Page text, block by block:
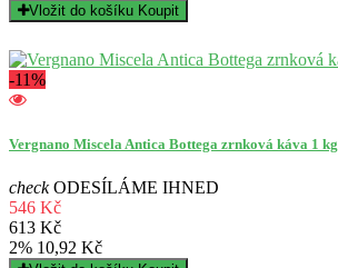
Vložit do košíku Koupit
-11%
Vergnano Miscela Antica Bottega zrnková káva 1 kg
checkODESÍLÁME IHNED
546 Kč
613 Kč
2% 10,92 Kč